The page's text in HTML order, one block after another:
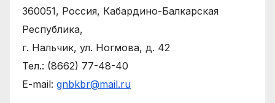
360051, Россия, Кабардино-Балкарская
Республика,
г. Нальчик, ул. Ногмова, д. 42
Тел.: (8662) 77-48-40
E-mail: gnbkbr@mail.ru